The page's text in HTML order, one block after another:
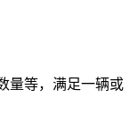
量等，满足一辆或